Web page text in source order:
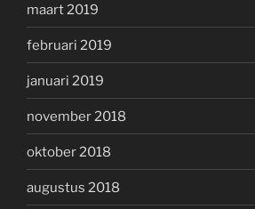
maart 2019
februari 2019
januari 2019
november 2018
oktober 2018
augustus 2018